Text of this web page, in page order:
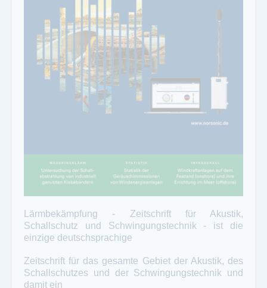
Lärmbekämpfung - Zeitschrift für Akustik,
Schallschutz und Schwingungstechnik - ist die
einzige deutschsprachige
Zeitschrift für das gesamte Gebiet der Akustik, des
Schallschutzes und der Schwingungstechnik und
damit ein